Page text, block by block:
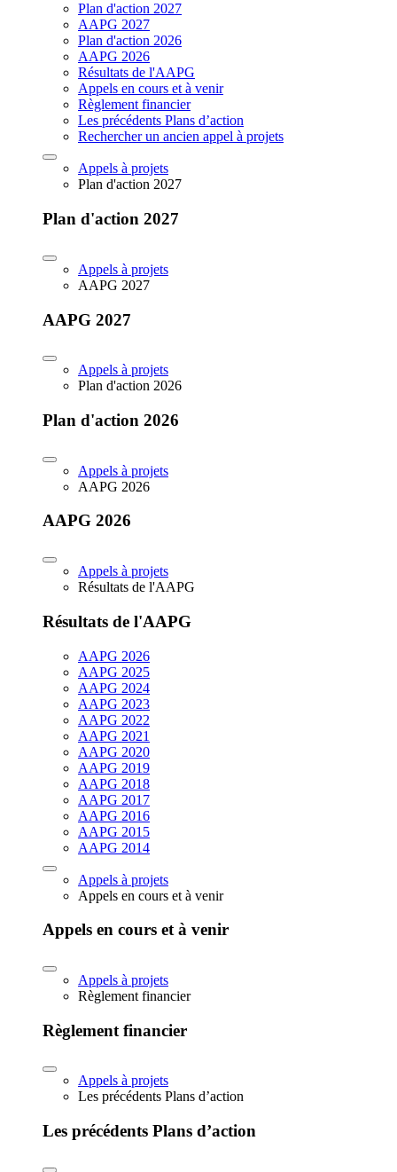
Plan d'action 2027
AAPG 2027
Plan d'action 2026
AAPG 2026
Résultats de l'AAPG
Appels en cours et à venir
Règlement financier
Les précédents Plans d’action
Rechercher un ancien appel à projets
Appels à projets
Plan d'action 2027
Plan d'action 2027
Appels à projets
AAPG 2027
AAPG 2027
Appels à projets
Plan d'action 2026
Plan d'action 2026
Appels à projets
AAPG 2026
AAPG 2026
Appels à projets
Résultats de l'AAPG
Résultats de l'AAPG
AAPG 2026
AAPG 2025
AAPG 2024
AAPG 2023
AAPG 2022
AAPG 2021
AAPG 2020
AAPG 2019
AAPG 2018
AAPG 2017
AAPG 2016
AAPG 2015
AAPG 2014
Appels à projets
Appels en cours et à venir
Appels en cours et à venir
Appels à projets
Règlement financier
Règlement financier
Appels à projets
Les précédents Plans d’action
Les précédents Plans d’action